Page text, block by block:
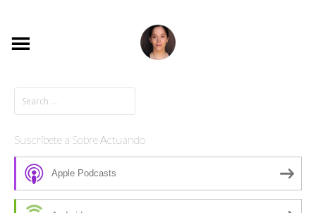
Suscríbete a Sobre Actuando
Apple Podcasts